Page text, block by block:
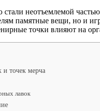
неотъемлемой
памятные вещи, но и
точки влияют на
и точек мерча
лавок